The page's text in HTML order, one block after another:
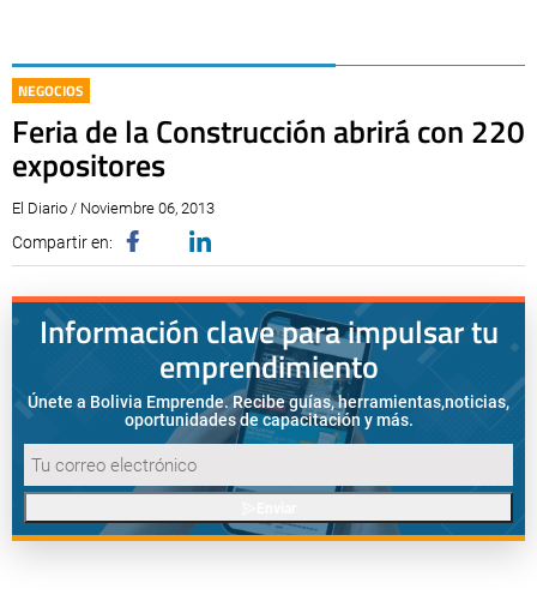
NEGOCIOS
Feria de la Construcción abrirá con 220
expositores
El Diario / Noviembre 06, 2013
Compartir en:
Información clave para impulsar tu
emprendimiento
Únete a Bolivia Emprende. Recibe guías, herramientas,noticias,
oportunidades de capacitación y más.